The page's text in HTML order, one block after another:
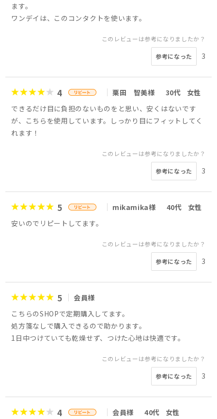
ます。
ワンデイは、このコンタクトを使います。
このレビューは参考になりましたか？
参考になった 3
4 栗田 智美様 30代
女性
できるだけ目に負担のないものをと思い、安くはないです
が、こちらを使用しています。しっかり目にフィットしてく
れます！
このレビューは参考になりましたか？
参考になった 3
5 mikamika様 40代
女性
安いのでリピートしてます。
このレビューは参考になりましたか？
参考になった 3
5
会員様
こちらのSHOPで定期購入してます。
処方箋なしで購入できるので助かります。
1日中つけていても乾燥せず、つけた心地は快適です。
このレビューは参考になりましたか？
参考になった 3
4 会員様 40代
女性